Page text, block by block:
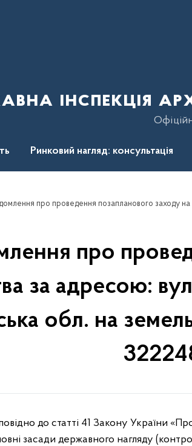
інспекція
Ринковий нагляд: консультація
про
за адресою:
обл. на
до статті 41 Закону України
засади державного нагляду